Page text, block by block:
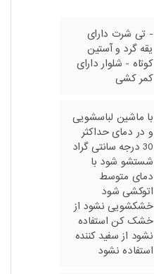
- تی شرت دارای
یقه گرد و آستین
کوتاه - شلوار دارای
کمر کشی
با ماشین لباسشویی
و در دمای حداکثر
30 درجه سانتی گراد
شستشو شود با
دمای متوسط
اتوکشی شود
خشکشویی نشود از
خشک کن استفاده
نشود از سفید کننده
استفاده نشود